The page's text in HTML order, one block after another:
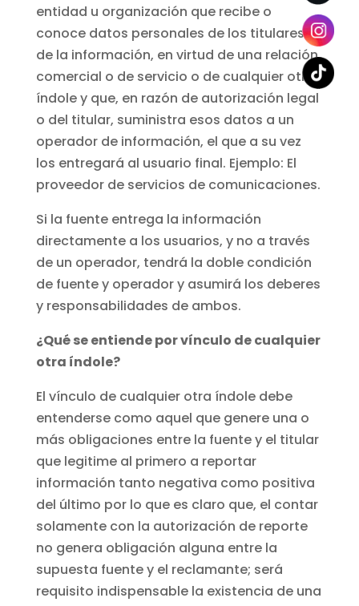
entidad u organización que recibe o
conoce datos personales de los titulares
de la información, en virtud de una relación
comercial o de servicio o de cualquier otra
índole y que, en razón de autorización legal
o del titular, suministra esos datos a un
operador de información, el que a su vez
los entregará al usuario final. Ejemplo: El
proveedor de servicios de comunicaciones.
Si la fuente entrega la información
directamente a los usuarios, y no a través
de un operador, tendrá la doble condición
de fuente y operador y asumirá los deberes
y responsabilidades de ambos.
¿Qué se entiende por vínculo de cualquier
otra índole?
El vínculo de cualquier otra índole debe
entenderse como aquel que genere una o
más obligaciones entre la fuente y el titular
que legitime al primero a reportar
información tanto negativa como positiva
del último por lo que es claro que, el contar
solamente con la autorización de reporte
no genera obligación alguna entre la
supuesta fuente y el reclamante; será
requisito indispensable la existencia de una